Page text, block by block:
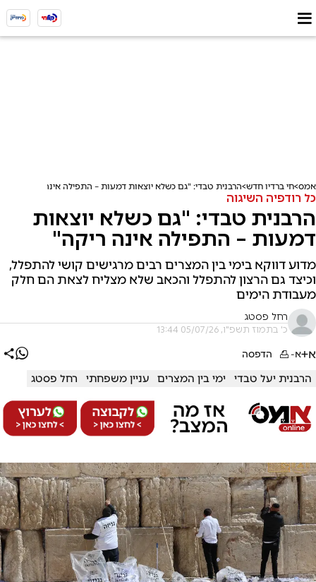
אמס חי ברדיו חדש הרבנית טבדי: "גם כשלא יוצאות דמעות – התפילה אינה ריקה"
כל רודפיה השיגוה
הרבנית טבדי: "גם כשלא יוצאות
דמעות – התפילה אינה ריקה"
מדוע דווקא בימי בין המצרים רבים מרגישים קושי להתפלל,
וכיצד גם הרצון להתפלל והכאב שלא מצליח לצאת הם חלק
מעבודת הימים
רחל פסטג
כ' בתמוז תשפ"ו, 05/07/26 13:44
א+א- הדפסה
הרבנית יעל טבדי ימי בין המצרים עניין משפחתי רחל פסטג